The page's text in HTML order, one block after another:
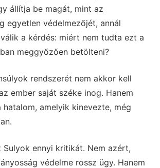
állítja be magát, mint az
egyetlen védelmezőjét, annál
a kérdés: miért nem tudta ezt a
meggyőzően betölteni?
rendszerét nem akkor kell
ember saját széke inog. Hanem
hatalom, amelyik kinevezte, még
Sulyok ennyi kritikát. Nem azért,
védelme rossz ügy. Hanem